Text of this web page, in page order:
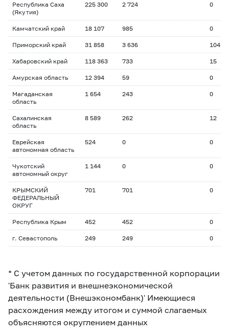
Республика Саха
(Якутия)
225 300 2 724 0
Камчатский край 18 107 985 0
Приморский край 31 858 3 636 104
Хабаровский край 118 363 733 15
Амурская область 12 394 59 0
Магаданская
область
1 654 243 0
Сахалинская
область
8 589 262 12
Еврейская
автономная область
524 0 0
Чукотский
автономный округ
1 144 0 0
КРЫМСКИЙ
ФЕДЕРАЛЬНЫЙ
ОКРУГ
701 701 0
Республика Крым 452 452 0
г. Севастополь 249 249 0
* С учетом данных по государственной корпорации
'Банк развития и внешнеэкономической
деятельности (Внешэкономбанк)' Имеющиеся
расхождения между итогом и суммой слагаемых
объясняются округлением данных